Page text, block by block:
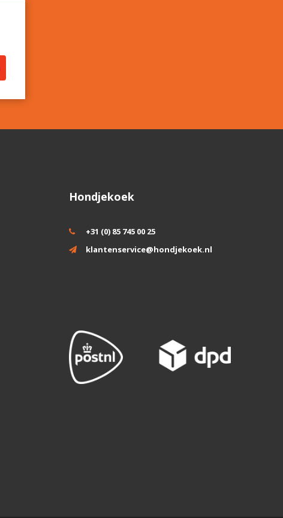
Hondjekoek
+31 (0) 85 745 00 25
klantenservice@hondjekoek.nl